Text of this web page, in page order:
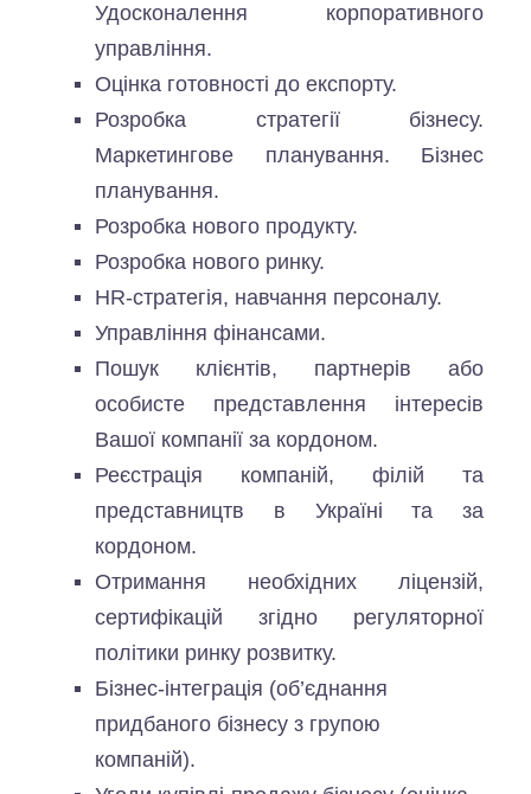
Удосконалення корпоративного
управління.
Оцінка готовності до експорту.
Розробка стратегії бізнесу.
Маркетингове планування. Бізнес
планування.
Розробка нового продукту.
Розробка нового ринку.
HR-стратегія, навчання персоналу.
Управління фінансами.
Пошук клієнтів, партнерів або
особисте представлення інтересів
Вашої компанії за кордоном.
Реєстрація компаній, філій та
представництв в Україні та за
кордоном.
Отримання необхідних ліцензій,
сертифікацій згідно регуляторної
політики ринку розвитку.
Бізнес-інтеграція (об’єднання
придбаного бізнесу з групою
компаній).